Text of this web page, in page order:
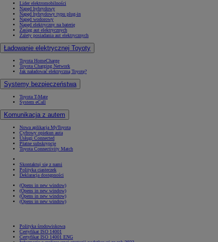
Lider elektromobilności
Napęd hybrydowy
Napęd hybrydowy typu plug-in
Napęd wodorowy
Napęd elektryczny na baterię
Zasięg aut elektrycznych
Zalety posiadania aut elektrycznych
Ładowanie elektrycznej Toyoty
Toyota HomeCharge
Toyota Charging Network
Jak naładować elektryczną Toyotę?
Systemy bezpieczeństwa
Toyota T-Mate
System eCall
Komunikacja z autem
Nowa aplikacja MyToyota
Cyfrowy opiekun auta
Usługi Connected
Płatne subskrypcje
Toyota Connectivity Match
Skontaktuj się z nami
Polityka ciasteczek
Deklaracja dostępności
(Opens in new window)
(Opens in new window)
(Opens in new window)
(Opens in new window)
Polityka środowiskowa
Certyfikat ISO 14001
Certyfikat ISO 14001 ENG